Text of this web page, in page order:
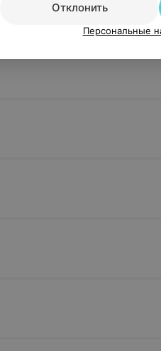
Коагуляция
плоти (каждая
Отклонить
Персональные